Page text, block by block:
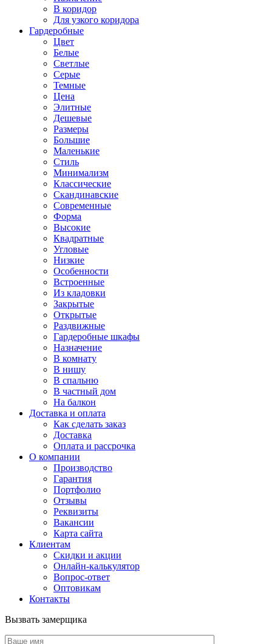
В коридор
Для узкого коридора
Гардеробные
Цвет
Белые
Светлые
Серые
Темные
Цена
Элитные
Дешевые
Размеры
Большие
Маленькие
Стиль
Минимализм
Классические
Скандинавские
Современные
Форма
Высокие
Квадратные
Угловые
Низкие
Особенности
Встроенные
Из кладовки
Закрытые
Открытые
Раздвижные
Гардеробные шкафы
Назначение
В комнату
В нишу
В спальню
В частный дом
На балкон
Доставка и оплата
Как сделать заказ
Доставка
Оплата и рассрочка
О компании
Производство
Гарантия
Портфолио
Отзывы
Реквизиты
Вакансии
Карта сайта
Клиентам
Скидки и акции
Онлайн-калькулятор
Вопрос-ответ
Оптовикам
Контакты
Вызвать замерщика